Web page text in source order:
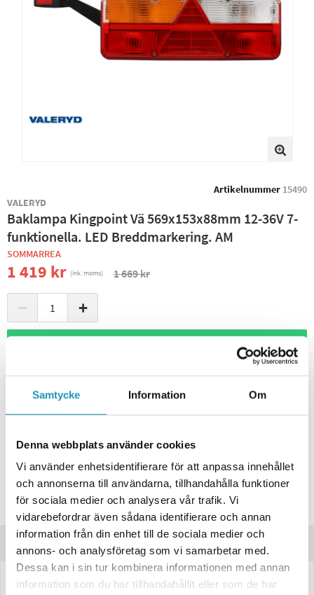
Samtycke Information Om
Denna webbplats använder cookies
Vi använder enhetsidentifierare för att anpassa innehållet
och annonserna till användarna, tillhandahålla funktioner
för sociala medier och analysera vår trafik. Vi
vidarebefordrar även sådana identifierare och annan
information från din enhet till de sociala medier och
annons- och analysföretag som vi samarbetar med.
Dessa kan i sin tur kombinera informationen med annan
information som du har tillhandahållit eller som de har
Artikelnummer 15490
VALERYD
Baklampa Kingpoint Vä 569x153x88mm 12-36V 7-
funktionella. LED Breddmarkering. AM
SOMMARREA
1 419 kr (ink. moms) 1 669 kr
− +
ONLINELAGER
BESTÄLLNINGSVARA
Skickas inom 4-6 Arbetsdagar
BUTIKSLAGER 0 I LAGER
Leverans- & Returinformation
Spara produkt
Frågor om produkten?
Produktinformation
3012074